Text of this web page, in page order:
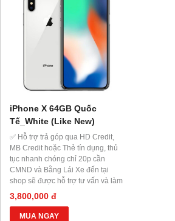
iPhone X 64GB Quốc
Tế_White (Like New)
✅ Hỗ trợ trả góp qua HD Credit,
MB Credit hoặc Thẻ tín dụng, thủ
tục nhanh chóng chỉ 20p cần
CMND và Bằng Lái Xe đến tại
shop sẽ được hỗ trợ tư vấn và làm
thủ tục ngay tại Shop.
3,800,000 đ
MUA NGAY